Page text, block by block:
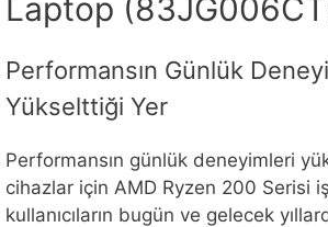
Laptop
Performansın Günlük
Yükselttiği Yer
Performansın günlük deneyimleri
cihazlar için AMD Ryzen 200 Serisi
kullanıcıların bugün ve gelecek